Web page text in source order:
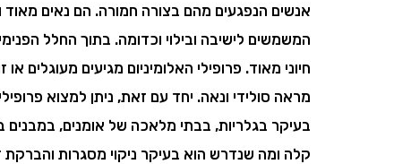
אנשים הנפגעים מהם בצורה חמורה. הם נאים מאוד
המשמשים לישיבה ובילוי וכדומה. בתוך החלל
חיוני מאוד. פרופילי האלומיניום מגיעים מעוגלים
מראה סולידי ונאה. יחד עם זאת, ניתן למצוא
בעיקר בגלריות, בבתי מלאכה של אומנים, במבנים
קלה ומה שנדרש הוא בעיקר ניקוי מסגרות והברקת